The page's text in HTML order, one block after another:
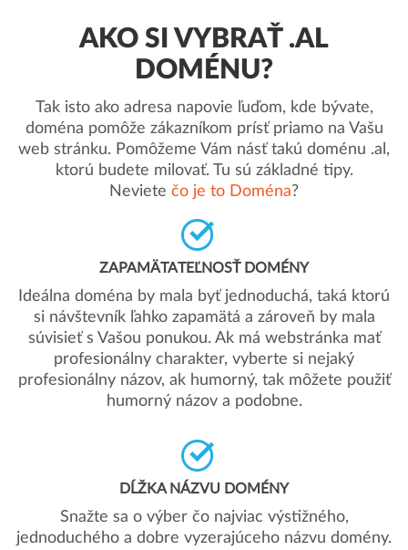
AKO SI VYBRAŤ .AL
DOMÉNU?
Tak isto ako adresa napovie ľuďom, kde bývate,
doména pomôže zákazníkom prísť priamo na Vašu
web stránku. Pomôžeme Vám násť takú doménu .al,
ktorú budete milovať. Tu sú základné tipy.
Neviete čo je to Doména?
ZAPAMÄTATEĽNOSŤ DOMÉNY
Ideálna doména by mala byť jednoduchá, taká ktorú
si návštevník ľahko zapamätá a zároveň by mala
súvisieť s Vašou ponukou. Ak má webstránka mať
profesionálny charakter, vyberte si nejaký
profesionálny názov, ak humorný, tak môžete použiť
humorný názov a podobne.
DĹŽKA NÁZVU DOMÉNY
Snažte sa o výber čo najviac výstižného,
jednoduchého a dobre vyzerajúceho názvu domény.